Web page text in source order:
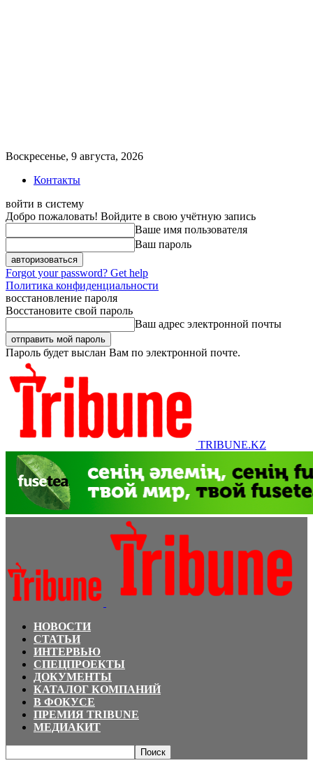
Воскресенье, 9 августа, 2026
Контакты
войти в систему
Добро пожаловать! Войдите в свою учётную запись
Ваше имя пользователя
Ваш пароль
Forgot your password? Get help
Политика конфиденциальности
восстановление пароля
Восстановите свой пароль
Ваш адрес электронной почты
Пароль будет выслан Вам по электронной почте.
TRIBUNE.KZ
НОВОСТИ
СТАТЬИ
ИНТЕРВЬЮ
СПЕЦПРОЕКТЫ
ДОКУМЕНТЫ
КАТАЛОГ КОМПАНИЙ
В ФОКУСЕ
ПРЕМИЯ TRIBUNE
МЕДИАКИТ